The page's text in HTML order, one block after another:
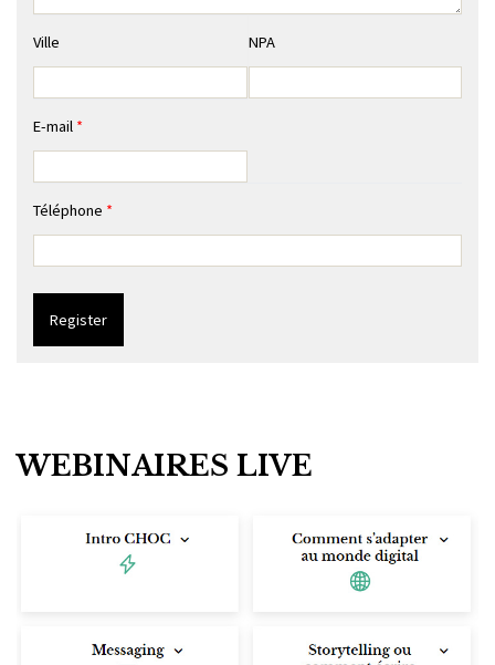
Ville NPA
E-mail *
Téléphone *
WEBINAIRES LIVE